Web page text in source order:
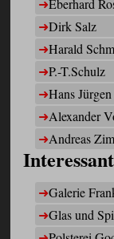
Eberhard
Dirk Salz
Harald
P.-T.Schulz
Hans
Alexander
Andreas
Galerie
Glas und